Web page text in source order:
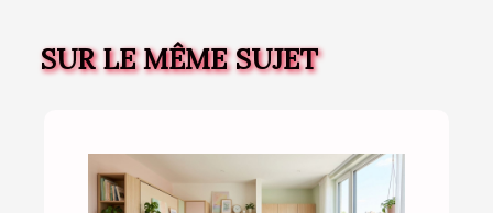
SUR LE MÊME SUJET